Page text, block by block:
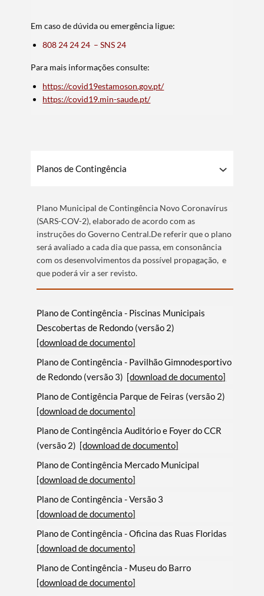
Em caso de dúvida ou emergência ligue:
808 24 24 24 – SNS 24
Para mais informações consulte:
https://covid19estamoson.gov.pt/
https://covid19.min-saude.pt/
Planos de Contingência
Plano Municipal de Contingência Novo Coronavírus
(SARS-COV-2), elaborado de acordo com as
instruções do Governo Central.De referir que o plano
será avaliado a cada dia que passa, em consonância
com os desenvolvimentos da possível propagação, e
que poderá vir a ser revisto.
Plano de Contingência - Piscinas Municipais
Descobertas de Redondo (versão 2)
[download de documento]
Plano de Contingência - Pavilhão Gimnodesportivo
de Redondo (versão 3) [download de documento]
Plano de Contigência Parque de Feiras (versão 2)
[download de documento]
Plano de Contingência Auditório e Foyer do CCR
(versão 2) [download de documento]
Plano de Contingência Mercado Municipal
[download de documento]
Plano de Contingência - Versão 3
[download de documento]
Plano de Contingência - Oficina das Ruas Floridas
[download de documento]
Plano de Contingência - Museu do Barro
[download de documento]